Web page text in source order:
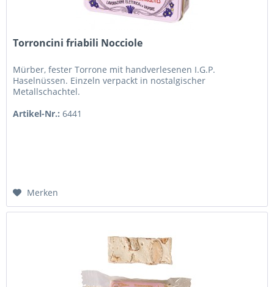
Torroncini friabili Nocciole
Mürber, fester Torrone mit handverlesenen I.G.P.
Haselnüssen. Einzeln verpackt in nostalgischer
Metallschachtel.
Artikel-Nr.: 6441
Merken